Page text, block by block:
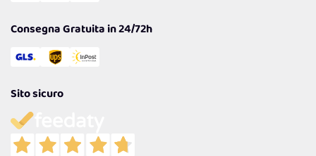
Consegna Gratuita in 24/72h
Sito sicuro